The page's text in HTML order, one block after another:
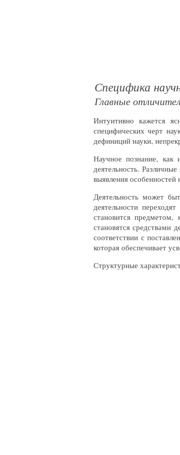
Специфика
Главные
Интуитивно кажется
специфических черт
дефиниций науки,
Научное познание, как
деятельность.
выявления особенностей
Деятельность может
деятельности
становится предметом,
становятся средствами
соответствии с
которая обеспечивает
Структурные